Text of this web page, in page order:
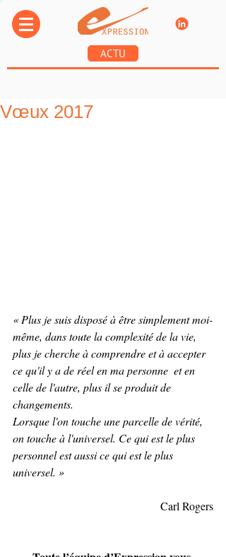
ACTU
Vœux 2017
« Plus je suis disposé à être simplement moi-
même, dans toute la complexité de la vie,
plus je cherche à comprendre et à accepter
ce qu'il y a de réel en ma personne  et en
celle de l'autre, plus il se produit de
changements.
Lorsque l'on touche une parcelle de vérité,
on touche à l'universel. Ce qui est le plus
personnel est aussi ce qui est le plus
universel. »
Carl Rogers